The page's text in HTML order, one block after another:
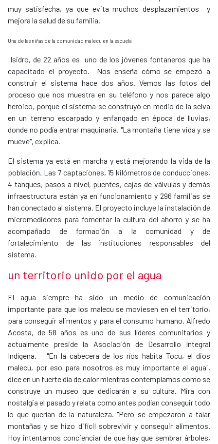
muy satisfecha, ya que evita muchos desplazamientos y
mejora la salud de su familia.
Una de las niñas de la comunidad malecu en la escuela
Isidro, de 22 años es uno de los jóvenes fontaneros que ha
capacitado el proyecto. Nos enseña cómo se empezó a
construir el sistema hace dos años. Vemos las fotos del
proceso que nos muestra en su teléfono y nos parece algo
heroico, porque el sistema se construyó en medio de la selva
en un terreno escarpado y enfangado en época de lluvias,
donde no podía entrar maquinaria. "La montaña tiene vida y se
mueve", explica.
El sistema ya está en marcha y está mejorando la vida de la
población. Las 7 captaciones, 15 kilómetros de conducciones,
4 tanques, pasos a nivel, puentes, cajas de válvulas y demás
infraestructura están ya en funcionamiento y 296 familias se
han conectado al sistema. El proyecto incluye la instalación de
micromedidores para fomentar la cultura del ahorro y se ha
acompañado de formación a la comunidad y de
fortalecimiento de las instituciones responsables del
sistema. ​
un territorio unido por el agua
El agua siempre ha sido un medio de comunicación
importante para que los malecu se moviesen en el territorio,
para conseguir alimentos y para el consumo humano. Alfredo
Acosta, de 58 años es uno de sus líderes comunitarios y
actualmente preside la Asociación de Desarrollo Integral
Indígena. "En la cabecera de los ríos habita Tocu, el dios
malecu, por eso para nosotros es muy importante el agua",
dice en un fuerte día de calor mientras contemplamos como se
construye un museo que dedicarán a su cultura. Mira con
nostalgia el pasado y relata como antes podían conseguir todo
lo que querían de la naturaleza. "Pero se empezaron a talar
montañas y se hizo difícil sobrevivir y conseguir alimentos.
Hoy intentamos concienciar de que hay que sembrar árboles,